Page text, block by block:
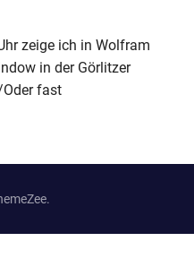
zeige ich in Wolfram
in der Görlitzer
fast